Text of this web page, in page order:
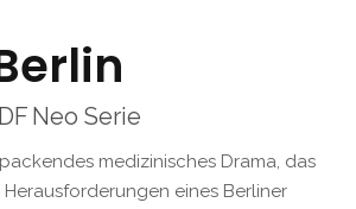
Neo Serie
medizinisches Drama, das
eines Berliner